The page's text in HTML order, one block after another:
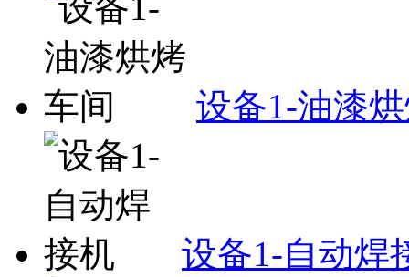
设备1-油漆
设备1-自动焊